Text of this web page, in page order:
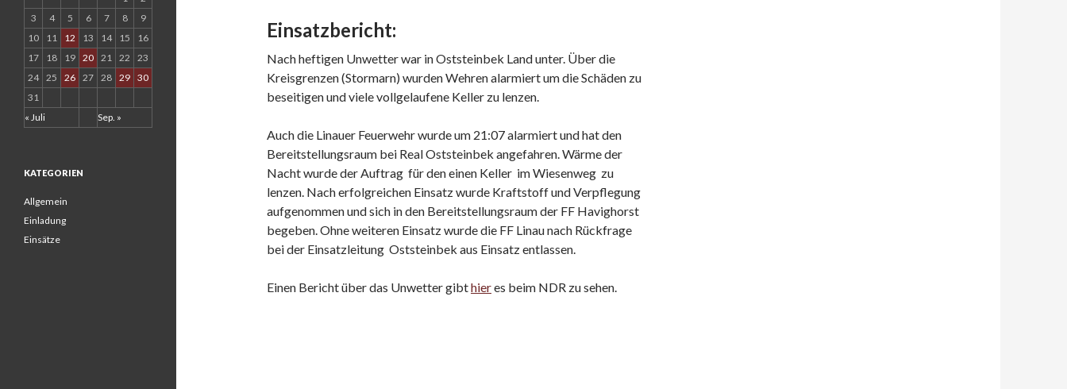
Einsatzbericht:
Nach heftigen Unwetter war in Oststeinbek Land unter. Über die
Kreisgrenzen (Stormarn) wurden Wehren alarmiert um die Schäden zu
beseitigen und viele vollgelaufene Keller zu lenzen.
Auch die Linauer Feuerwehr wurde um 21:07 alarmiert und hat den
Bereitstellungsraum bei Real Oststeinbek angefahren. Wärme der
Nacht wurde der Auftrag für den einen Keller im Wiesenweg zu
lenzen. Nach erfolgreichen Einsatz wurde Kraftstoff und Verpflegung
aufgenommen und sich in den Bereitstellungsraum der FF Havighorst
begeben. Ohne weiteren Einsatz wurde die FF Linau nach Rückfrage
bei der Einsatzleitung Oststeinbek aus Einsatz entlassen.
Einen Bericht über das Unwetter gibthieres beim NDR zu sehen.
3
4 5 6 7 8
9
10
11 12 13 14 15
16
17
18 19 20 21 22
23
24 25 26 27 28 29 30
31
« Juli
Sep. »
KATEGORIEN
Allgemein
Einladung
Einsätze